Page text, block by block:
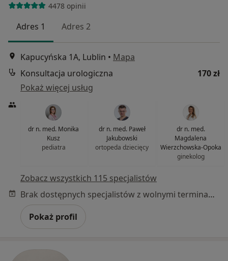
4478 opinii
Adres 1 Adres 2
Kapucyńska 1A, Lublin • Mapa
Konsultacja urologiczna
170 zł
Pokaż więcej usług
dr n. med. Monika
Kusz
pediatra
dr n. med. Paweł
Jakubowski
ortopeda dziecięcy
dr n. med.
Magdalena
Wierzchowska-Opoka
ginekolog
Zobacz wszystkich 115 specjalistów
Brak dostępnych specjalistów z wolnymi terminami w tym centrum medycznym.
Pokaż profil